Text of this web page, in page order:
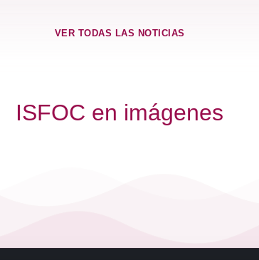
VER TODAS LAS NOTICIAS
ISFOC en imágenes